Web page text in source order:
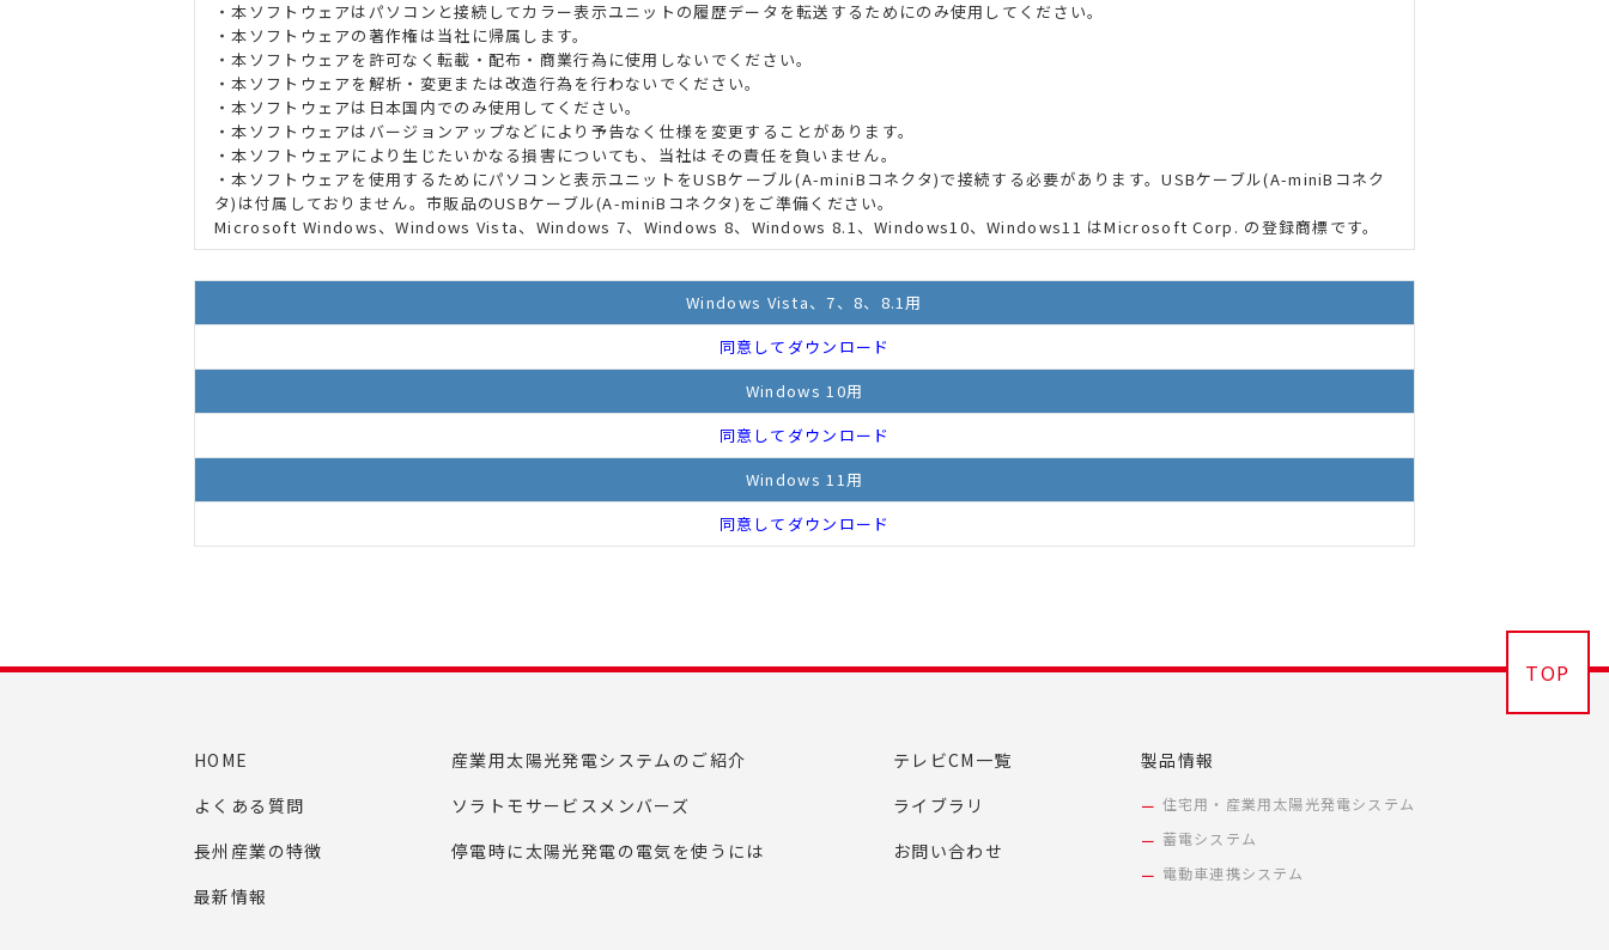
・本ソフトウェアはパソコンと接続してカラー表示ユニットの履歴データを転送するためにのみ使用してください。
・本ソフトウェアの著作権は当社に帰属します。
・本ソフトウェアを許可なく転載・配布・商業行為に使用しないでください。
・本ソフトウェアを解析・変更または改造行為を行わないでください。
・本ソフトウェアは日本国内でのみ使用してください。
・本ソフトウェアはバージョンアップなどにより予告なく仕様を変更することがあります。
・本ソフトウェアにより生じたいかなる損害についても、当社はその責任を負いません。
・本ソフトウェアを使用するためにパソコンと表示ユニットをUSBケーブル(A-miniBコネクタ)で接続する必要があります。USBケーブル(A-miniBコネク
タ)は付属しておりません。市販品のUSBケーブル(A-miniBコネクタ)をご準備ください。
Microsoft Windows、Windows Vista、Windows 7、Windows 8、Windows 8.1、Windows10、Windows11 はMicrosoft Corp. の登録商標です。
Windows Vista、7、8、8.1用
同意してダウンロード
Windows 10用
同意してダウンロード
Windows 11用
同意してダウンロード
TOP
HOME
よくある質問
長州産業の特徴
最新情報
産業用太陽光発電システムのご紹介
ソラトモサービスメンバーズ
停電時に太陽光発電の電気を使うには
テレビCM一覧
ライブラリ
お問い合わせ
製品情報
住宅用・産業用太陽光発電システム
蓄電システム
電動車連携システム